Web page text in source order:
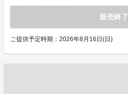
販売終了
ご提供予定時期：2026年8月16日(日)